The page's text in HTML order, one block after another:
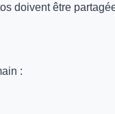
doivent être
: